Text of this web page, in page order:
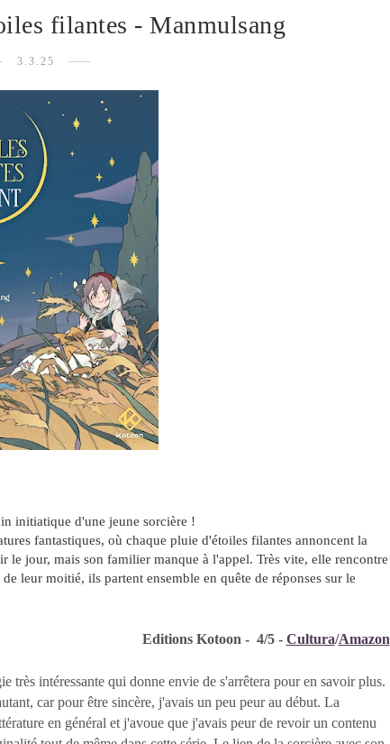
filantes - Manmulsang
3.3.25
initiatique d'une jeune sorcière !
fantastiques, où chaque pluie d'étoiles filantes annoncent la
le jour, mais son familier manque à l'appel. Très vite, elle rencontre
leur moitié, ils partent ensemble en quête de réponses sur le
Editions Kotoon - 4/5 - Cultura/Amazon
très intéressante qui donne envie de s'arrêtera pour en savoir plus.
car pour être sincère, j'avais un peu peur au début. La
en général et j'avoue que j'avais peur de revoir un contenu